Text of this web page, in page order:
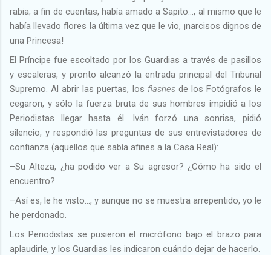
rabia; a fin de cuentas, había amado a Sapito…, al mismo que le
había llevado flores la última vez que le vio, ¡narcisos dignos de
una Princesa!
El Príncipe fue escoltado por los Guardias a través de pasillos
y escaleras, y pronto alcanzó la entrada principal del Tribunal
Supremo. Al abrir las puertas, los flashesde los Fotógrafos le
cegaron, y sólo la fuerza bruta de sus hombres impidió a los
Periodistas llegar hasta él. Iván forzó una sonrisa, pidió
silencio, y respondió las preguntas de sus entrevistadores de
confianza (aquellos que sabía afines a la Casa Real):
–Su Alteza, ¿ha podido ver a Su agresor? ¿Cómo ha sido el
encuentro?
–Así es, le he visto…, y aunque no se muestra arrepentido, yo le
he perdonado.
Los Periodistas se pusieron el micrófono bajo el brazo para
aplaudirle, y los Guardias les indicaron cuándo dejar de hacerlo.